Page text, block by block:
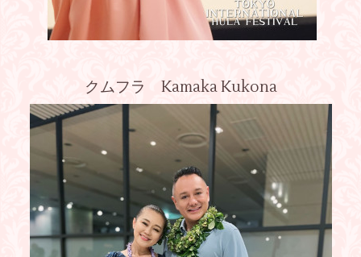
クムフラ Kamaka Kukona